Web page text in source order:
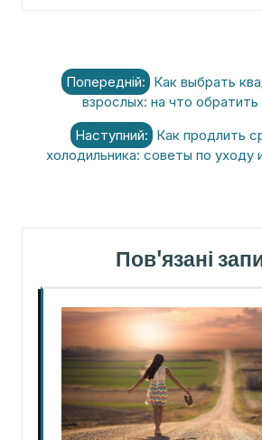
Навігація
записів
Попередній: Как выбрать
взрослых: на что обратить
Наступний: Как продлить
холодильника: советы по уходу
Пов'язані